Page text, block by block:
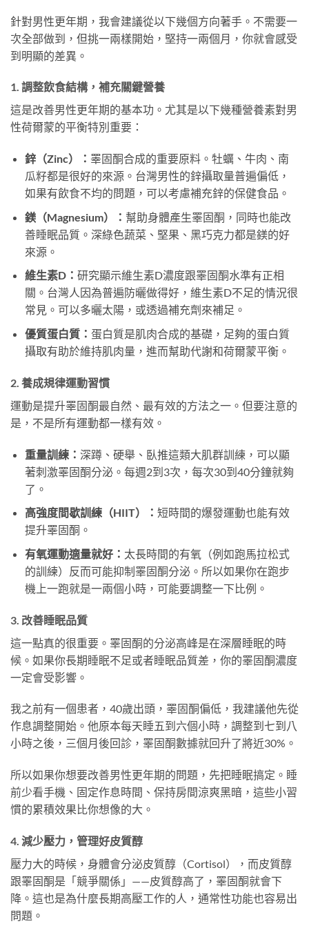
針對男性更年期，我會建議從以下幾個方向著手。不需要一
次全部做到，但挑一兩樣開始，堅持一兩個月，你就會感受
到明顯的差異。
1. 調整飲食結構，補充關鍵營養
這是改善男性更年期的基本功。尤其是以下幾種營養素對男
性荷爾蒙的平衡特別重要：
鋅（Zinc）： 睪固酮合成的重要原料。牡蠣、牛肉、南
瓜籽都是很好的來源。台灣男性的鋅攝取量普遍偏低，
如果有飲食不均的問題，可以考慮補充鋅的保健食品。
鎂（Magnesium）： 幫助身體產生睪固酮，同時也能改
善睡眠品質。深綠色蔬菜、堅果、黑巧克力都是鎂的好
來源。
維生素D： 研究顯示維生素D濃度跟睪固酮水準有正相
關。台灣人因為普遍防曬做得好，維生素D不足的情況很
常見。可以多曬太陽，或透過補充劑來補足。
優質蛋白質： 蛋白質是肌肉合成的基礎，足夠的蛋白質
攝取有助於維持肌肉量，進而幫助代謝和荷爾蒙平衡。
2. 養成規律運動習慣
運動是提升睪固酮最自然、最有效的方法之一。但要注意的
是，不是所有運動都一樣有效。
重量訓練： 深蹲、硬舉、臥推這類大肌群訓練，可以顯
著刺激睪固酮分泌。每週2到3次，每次30到40分鐘就夠
了。
高強度間歇訓練（HIIT）： 短時間的爆發運動也能有效
提升睪固酮。
有氧運動適量就好： 太長時間的有氧（例如跑馬拉松式
的訓練）反而可能抑制睪固酮分泌。所以如果你在跑步
機上一跑就是一兩個小時，可能要調整一下比例。
3. 改善睡眠品質
這一點真的很重要。睪固酮的分泌高峰是在深層睡眠的時
候。如果你長期睡眠不足或者睡眠品質差，你的睪固酮濃度
一定會受影響。
我之前有一個患者，40歲出頭，睪固酮偏低，我建議他先從
作息調整開始。他原本每天睡五到六個小時，調整到七到八
小時之後，三個月後回診，睪固酮數據就回升了將近30%。
所以如果你想要改善男性更年期的問題，先把睡眠搞定。睡
前少看手機、固定作息時間、保持房間涼爽黑暗，這些小習
慣的累積效果比你想像的大。
4. 減少壓力，管理好皮質醇
壓力大的時候，身體會分泌皮質醇（Cortisol），而皮質醇
跟睪固酮是「競爭關係」——皮質醇高了，睪固酮就會下
降。這也是為什麼長期高壓工作的人，通常性功能也容易出
問題。